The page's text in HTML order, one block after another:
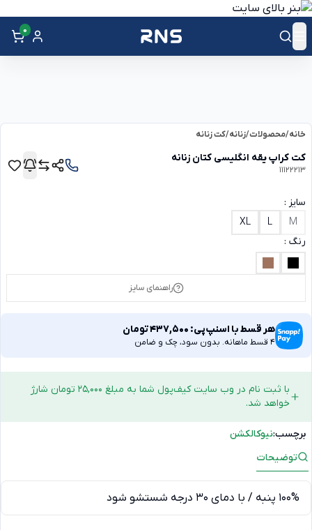
0
خانه/محصولات/زنانه/کت زنانه
کت کراپ یقه انگلیسی کتان زنانه
11122213
سایز :
M
L
XL
رنگ :
راهنمای سایز
هر قسط با اسنپ‌پی: 437,500تومان
4 قسط ماهانه. بدون سود، چک و ضامن
با ثبت نام در وب سایت کیف‌پول شما به مبلغ 25,000 تومان شارژ
خواهد شد.
برچسب:نیوکالکشن
توضیحات
100% پنبه / با دمای 30 درجه شستشو شود